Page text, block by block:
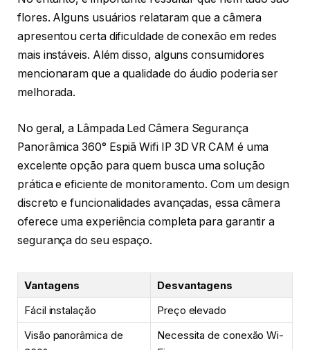
flores. Alguns usuários relataram que a câmera
apresentou certa dificuldade de conexão em redes
mais instáveis. Além disso, alguns consumidores
mencionaram que a qualidade do áudio poderia ser
melhorada.
No geral, a Lâmpada Led Câmera Segurança
Panorâmica 360° Espiã Wifi IP 3D VR CAM é uma
excelente opção para quem busca uma solução
prática e eficiente de monitoramento. Com um design
discreto e funcionalidades avançadas, essa câmera
oferece uma experiência completa para garantir a
segurança do seu espaço.
Vantagens
Desvantagens
Fácil instalação
Preço elevado
Visão panorâmica de
Necessita de conexão Wi-